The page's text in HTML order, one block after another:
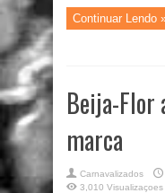
Continuar Lendo
Beija-Flor
marca
Carnavalizados
3,010 Visualizaçoes